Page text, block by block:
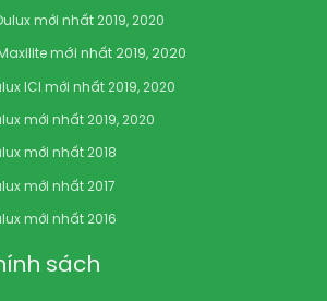
mới nhất 2019, 2020
mới nhất 2019, 2020
ICI mới nhất 2019, 2020
mới nhất 2019, 2020
mới nhất 2018
mới nhất 2017
mới nhất 2016
sách